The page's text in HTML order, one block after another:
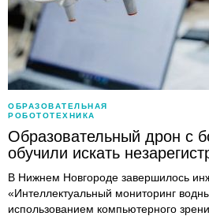
ОБРАЗОВАТЕЛЬНАЯ
РОБОТОТЕХНИКА
Образовательный дрон с
обучили искать
В Нижнем Новгороде завершилось
«Интеллектуальный мониторинг
использованием компьютерного